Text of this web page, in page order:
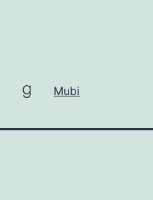
BandcampGoodreads
Mubi